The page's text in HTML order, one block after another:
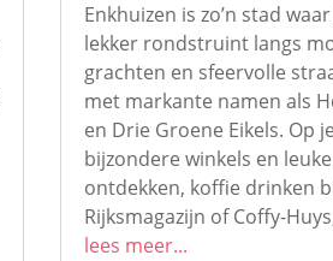
Enkhuizen is zo’n stad
lekker rondstruint langs
grachten en sfeervolle
met markante namen als
en Drie Groene Eikels. Op
bijzondere winkels en
ontdekken, koffie drinken
Rijksmagazijn of Coffy-
lees meer...